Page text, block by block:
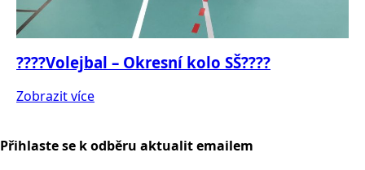
????Volejbal – Okresní kolo SŠ????
Zobrazit více
Přihlaste se k odběru aktualit emailem